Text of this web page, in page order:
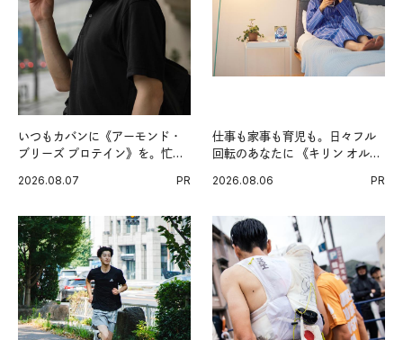
いつもカバンに《アーモンド・
ブリーズ プロテイン》を。忙し
グ習慣。
2026.08.07 PR
仕事も家事も育児も。日々フル
回転のあなたに 《キリン オルニ
2026.08.06 PR